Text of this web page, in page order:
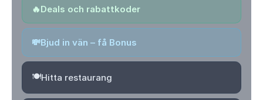
🔥Deals och rabattkoder
💸Bjud in vän – få Bonus
🍽️Hitta restaurang